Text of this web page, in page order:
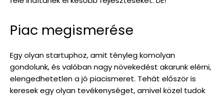
Piac megismerése
Egy olyan startuphoz, amit tényleg komolyan
gondolunk, és valóban nagy növekedést akarunk elérni,
elengedhetetlen a jó piacismeret. Tehát először is
keresek egy olyan tevékenységet, amivel közel tudok